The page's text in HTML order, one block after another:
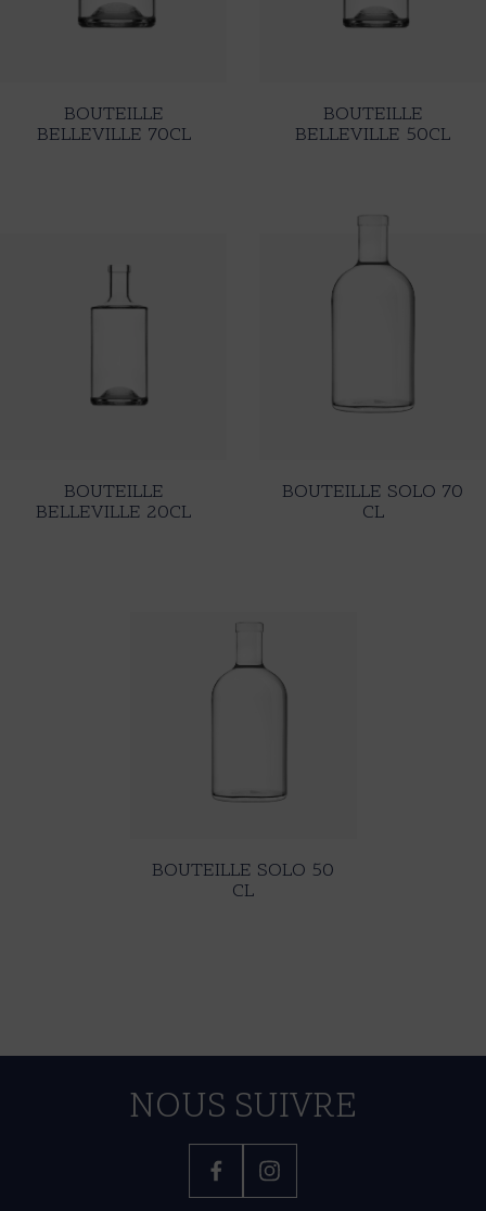
BOUTEILLE
BELLEVILLE 70CL
BOUTEILLE
BELLEVILLE 50CL
BOUTEILLE
BELLEVILLE 20CL
BOUTEILLE SOLO 70
CL
BOUTEILLE SOLO 50
CL
NOUS SUIVRE